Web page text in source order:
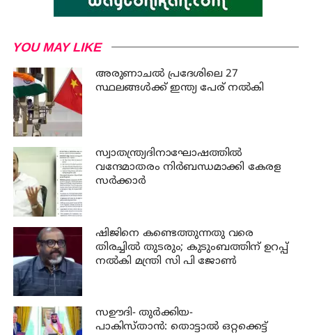
YOU MAY LIKE
അരുണാചല്‍ പ്രദേശിലെ 27
സ്ഥലങ്ങള്‍ക്ക് ഇന്ത്യ പേര് നല്‍കി
സ്വാതന്ത്ര്യദിനാഘോഷത്തില്‍
വന്ദേമാതരം നിര്‍ബന്ധമാക്കി കേരള
സര്‍ക്കാര്‍
ഷിജിനെ കണ്ടെത്തുന്നതു വരെ
തിരച്ചില്‍ തുടരും; കുടുംബത്തിന് ഉറപ്പ്
നല്‍കി മന്ത്രി സി പി ജോണ്‍
സഊദി- തുർക്കിയ-
പാകിസ്താൻ: തൊട്ടാൽ ഒറ്റക്കെട്ട്